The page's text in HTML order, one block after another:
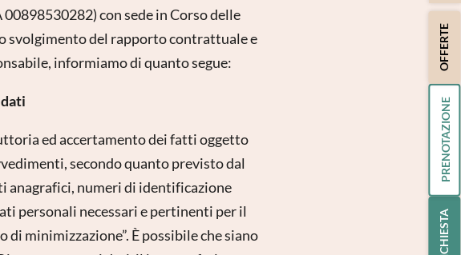
RICHIESTA
PRENOTAZIONE
OFFERTE
Convenzioni ASL
Richiesta terapia
00898530282) con sede in Corso delle
svolgimento del rapporto contrattuale e
informiamo di quanto segue:
ed accertamento dei fatti oggetto
secondo quanto previsto dal
anagrafici, numeri di identificazione
personali necessari e pertinenti per il
minimizzazione”. È possibile che siano